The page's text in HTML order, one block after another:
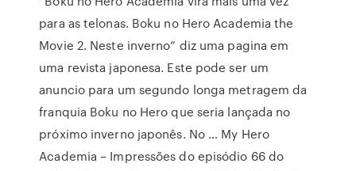
para as telonas. Boku no Hero Academia the
Movie 2. Neste inverno” diz uma pagina em
uma revista japonesa. Este pode ser um
anuncio para um segundo longa metragem da
franquia Boku no Hero que seria lançada no
próximo inverno japonês. No … My Hero
Academia – Impressões do episódio 66 do